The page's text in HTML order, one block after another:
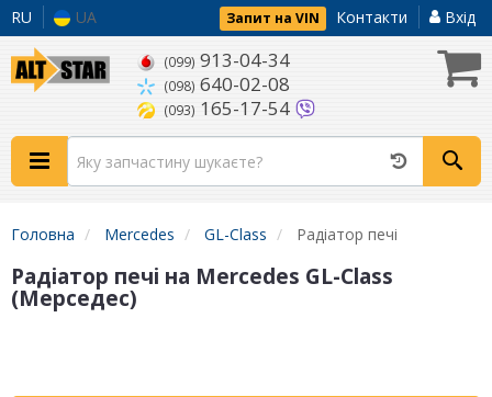
RU UA Запит на VIN Контакти Вхід
(099) 913-04-34
(098) 640-02-08
(093) 165-17-54
Головна Mercedes GL-Class Радіатор печі
Радіатор печі на Mercedes GL-Class
(Мерседес)